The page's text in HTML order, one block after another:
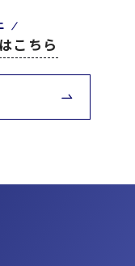
こちら